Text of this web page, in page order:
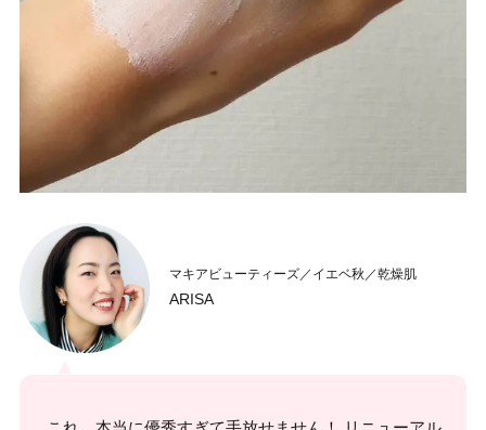
マキアビューティーズ／イエベ秋／乾燥肌
ARISA